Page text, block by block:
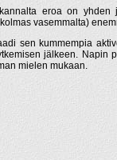
eroa on
vasemmalta)
sen kummempia
jälkeen. Napin
mielen mukaan.